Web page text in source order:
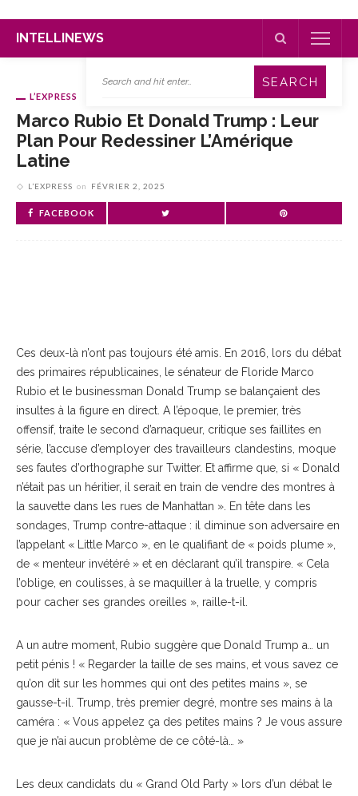
INTELLINEWS
L’EXPRESS
Marco Rubio Et Donald Trump : Leur
Plan Pour Redessiner L’Amérique
Latine
L’EXPRESS on FÉVRIER 2, 2025
FACEBOOK
Ces deux-là n’ont pas toujours été amis. En 2016, lors du débat
des primaires républicaines, le sénateur de Floride Marco
Rubio et le businessman Donald Trump se balançaient des
insultes à la figure en direct. A l’époque, le premier, très
offensif, traite le second d’arnaqueur, critique ses faillites en
série, l’accuse d’employer des travailleurs clandestins, moque
ses fautes d’orthographe sur Twitter. Et affirme que, si « Donald
n’était pas un héritier, il serait en train de vendre des montres à
la sauvette dans les rues de Manhattan ». En tête dans les
sondages, Trump contre-attaque : il diminue son adversaire en
l’appelant « Little Marco », en le qualifiant de « poids plume »,
de « menteur invétéré » et en déclarant qu’il transpire. « Cela
l’oblige, en coulisses, à se maquiller à la truelle, y compris
pour cacher ses grandes oreilles », raille-t-il.
A un autre moment, Rubio suggère que Donald Trump a… un
petit pénis ! « Regarder la taille de ses mains, et vous savez ce
qu’on dit sur les hommes qui ont des petites mains », se
gausse-t-il. Trump, très premier degré, montre ses mains à la
caméra : « Vous appelez ça des petites mains ? Je vous assure
que je n’ai aucun problème de ce côté-là… »
Les deux candidats du « Grand Old Party » lors d’un débat le